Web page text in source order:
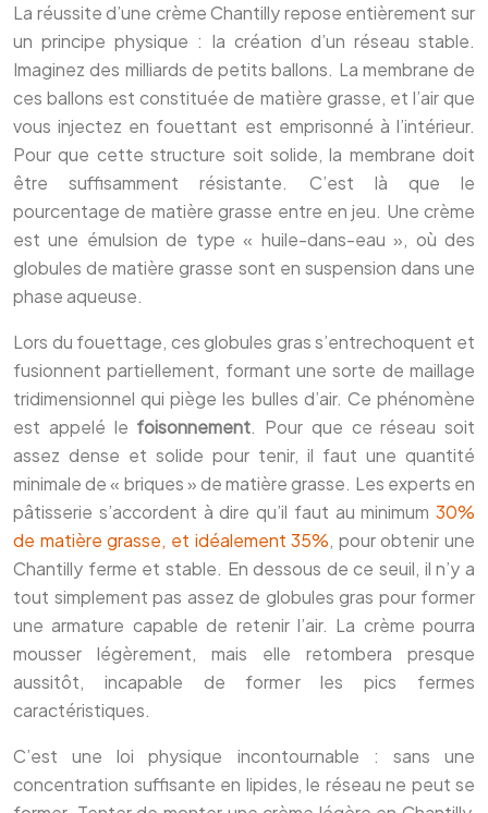
La réussite d’une crème Chantilly repose entièrement sur
un principe physique : la création d’un réseau stable.
Imaginez des milliards de petits ballons. La membrane de
ces ballons est constituée de matière grasse, et l’air que
vous injectez en fouettant est emprisonné à l’intérieur.
Pour que cette structure soit solide, la membrane doit
être suffisamment résistante. C’est là que le
pourcentage de matière grasse entre en jeu. Une crème
est une émulsion de type « huile-dans-eau », où des
globules de matière grasse sont en suspension dans une
phase aqueuse.
Lors du fouettage, ces globules gras s’entrechoquent et
fusionnent partiellement, formant une sorte de maillage
tridimensionnel qui piège les bulles d’air. Ce phénomène
est appelé le foisonnement. Pour que ce réseau soit
assez dense et solide pour tenir, il faut une quantité
minimale de « briques » de matière grasse. Les experts en
pâtisserie s’accordent à dire qu’il faut au minimum 30%
de matière grasse, et idéalement 35%, pour obtenir une
Chantilly ferme et stable. En dessous de ce seuil, il n’y a
tout simplement pas assez de globules gras pour former
une armature capable de retenir l’air. La crème pourra
mousser légèrement, mais elle retombera presque
aussitôt, incapable de former les pics fermes
caractéristiques.
C’est une loi physique incontournable : sans une
concentration suffisante en lipides, le réseau ne peut se